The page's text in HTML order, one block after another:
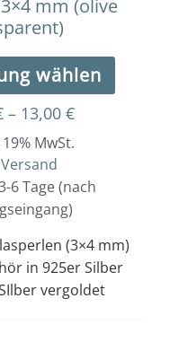
mm (olive
wählen
– 13,00 €
MwSt.
Versand
6 Tage (nach
(3×4 mm)
in 925er Silber
vergoldet